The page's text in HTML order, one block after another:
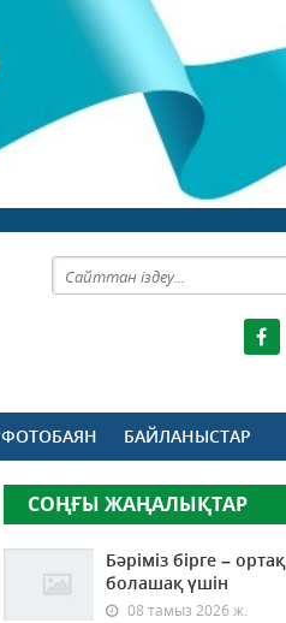
ФОТОБАЯН БАЙЛАНЫСТАР
СОҢҒЫ ЖАҢАЛЫҚТАР
Бәріміз бірге – ортақ
болашақ үшін
08 тамыз 2026 ж.